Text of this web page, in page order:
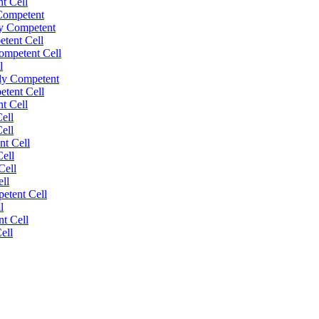
Competent
Cell
Cell
Competent
Cell
Cell
Cell
Cell
Cell